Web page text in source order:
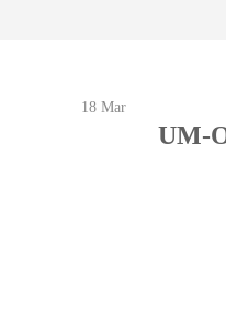
18 Mar
UM-